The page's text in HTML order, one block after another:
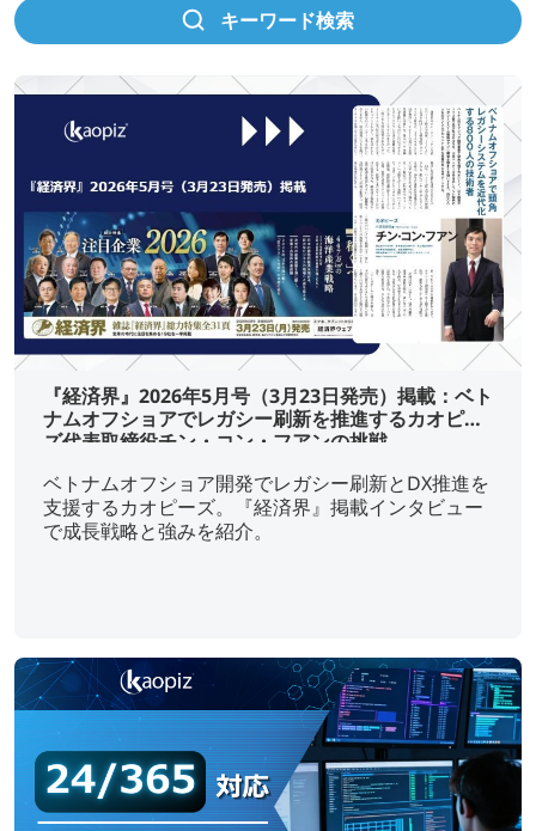
キーワード検索
『経済界』2026年5月号（3月23日発売）掲載：ベト
ナムオフショアでレガシー刷新を推進するカオピー
ズ代表取締役チン・コン・フアンの挑戦
ベトナムオフショア開発でレガシー刷新とDX推進を
支援するカオピーズ。『経済界』掲載インタビュー
で成長戦略と強みを紹介。